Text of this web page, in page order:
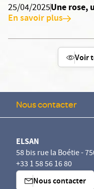
25/04/2025Une rose,
En savoir plus
Voir
Nous contacter
ELSAN
58 bis rue la Boétie -
+33 1 58 56 16 80
Nous contacter